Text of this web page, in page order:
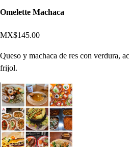
Omelette Machaca
MX$145.00
Queso y machaca de res con verdura,
frijol.